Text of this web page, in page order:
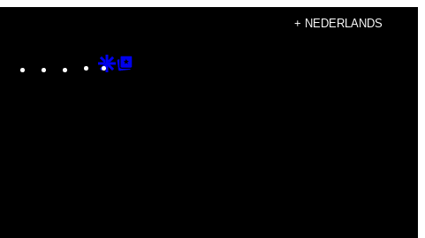
+ NEDERLANDS
Instagram
TikTokYouTube
Google